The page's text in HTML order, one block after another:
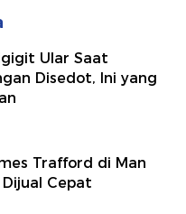
Ular Saat
Disedot, Ini yang
Trafford di Man
Cepat